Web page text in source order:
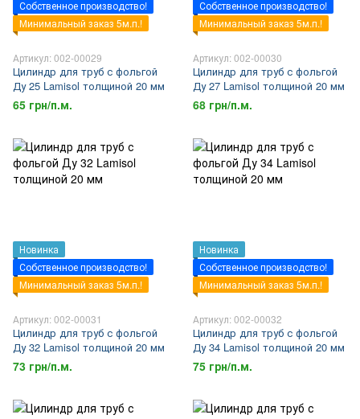
Собственное производство!
Минимальный заказ 5м.п.!
Артикул: 002-00029
Цилиндр для труб с фольгой
Ду 25 Lamisol толщиной 20 мм
65 грн/п.м.
Собственное производство!
Минимальный заказ 5м.п.!
Артикул: 002-00030
Цилиндр для труб с фольгой
Ду 27 Lamisol толщиной 20 мм
68 грн/п.м.
Новинка
Собственное производство!
Минимальный заказ 5м.п.!
Артикул: 002-00031
Цилиндр для труб с фольгой
Ду 32 Lamisol толщиной 20 мм
73 грн/п.м.
Новинка
Собственное производство!
Минимальный заказ 5м.п.!
Артикул: 002-00032
Цилиндр для труб с фольгой
Ду 34 Lamisol толщиной 20 мм
75 грн/п.м.